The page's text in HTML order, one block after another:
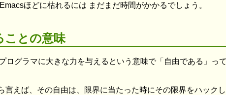
ほどに枯れるには まだまだ時間がかかるでしょう。
ことの意味
ログラマに大きな力を与えるという意味で「自由である」
言えば、その自由は、限界に当たった時にその限界をハッ